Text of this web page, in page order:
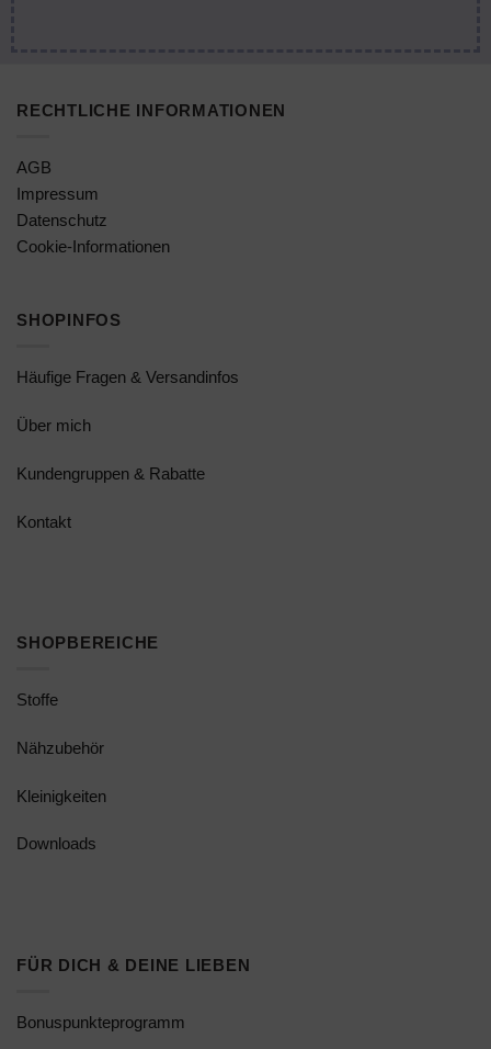
RECHTLICHE INFORMATIONEN
AGB
Impressum
Datenschutz
Cookie-Informationen
SHOPINFOS
Häufige Fragen & Versandinfos
Über mich
Kundengruppen & Rabatte
Kontakt
SHOPBEREICHE
Stoffe
Nähzubehör
Kleinigkeiten
Downloads
FÜR DICH & DEINE LIEBEN
Bonuspunkteprogramm